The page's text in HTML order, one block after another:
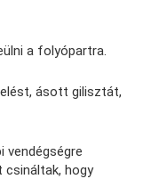
a folyópartra.
ásott gilisztát,
vendégségre
csináltak, hogy